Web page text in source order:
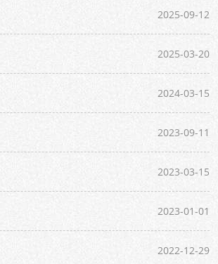
2025-09-12
2025-03-20
2024-03-15
2023-09-11
2023-03-15
2023-01-01
2022-12-29